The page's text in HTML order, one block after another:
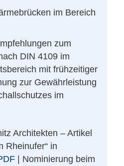
im Bereich
zum
DIN 4109 im
mit frühzeitiger
zur Gewährleistung
im
Architekten – Artikel
Rheinufer“ in
| Nominierung beim